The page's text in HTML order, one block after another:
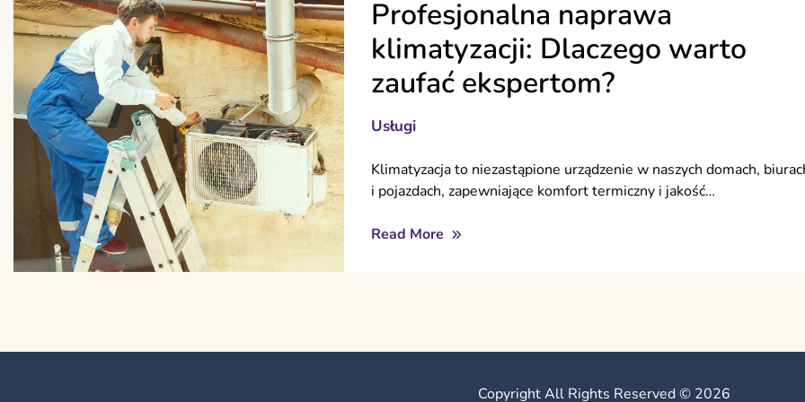
Profesjonalna naprawa
klimatyzacji: Dlaczego warto
zaufać ekspertom?
Usługi
Klimatyzacja to niezastąpione urządzenie w naszych domach,
i pojazdach, zapewniające komfort termiczny i jakość…
Read More
Copyright All Rights Reserved © 2026